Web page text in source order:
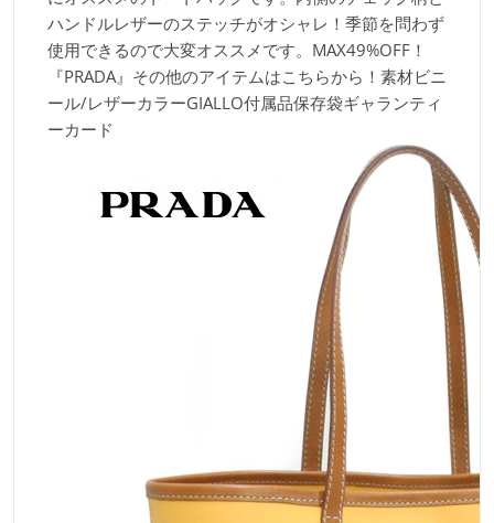
ハンドルレザーのステッチがオシャレ！季節を問わず
使用できるので大変オススメです。MAX49%OFF！
『PRADA』その他のアイテムはこちらから！素材ビニ
ール/レザーカラーGIALLO付属品保存袋ギャランティ
ーカード